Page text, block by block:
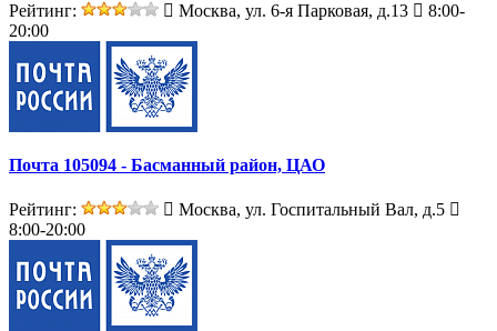
Рейтинг: Москва, ул. 6-я Парковая, д.13
8:00-
20:00
Почта 105094 - Басманный район, ЦАО
Рейтинг:
Москва, ул. Госпитальный Вал, д.5
8:00-20:00